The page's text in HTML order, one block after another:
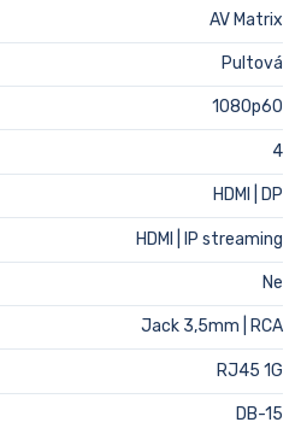
AV Matrix
Pultová
1080p60
4
HDMI | DP
HDMI | IP streaming
Ne
Jack 3,5mm | RCA
RJ45 1G
DB-15